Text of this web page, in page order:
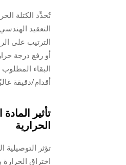
تُحدِّد الكتلة
أقدام/دقيقة
تأثير
الحرارية